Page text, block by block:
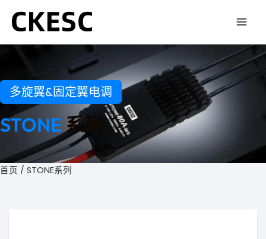
STONE系列
多旋翼&固定翼电调
首页 / STONE系列